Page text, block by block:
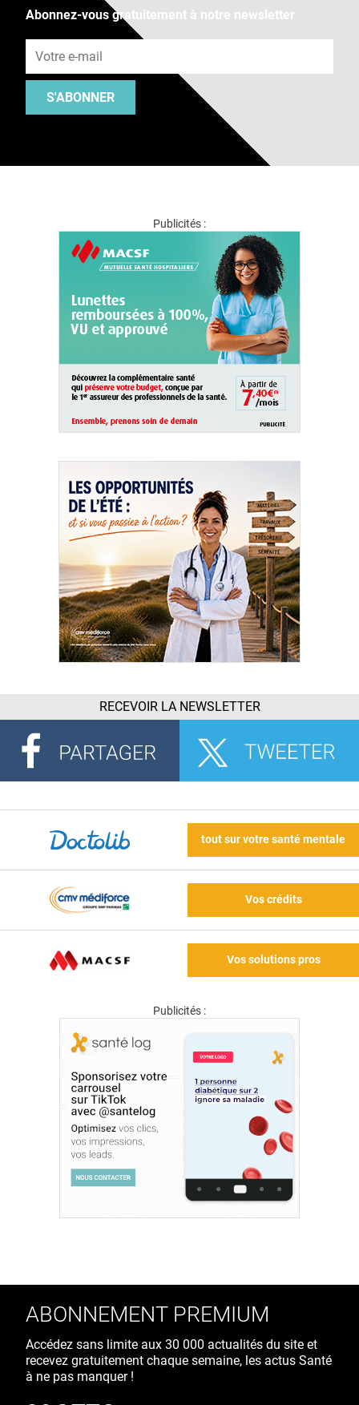
Abonnez-vous gratuitement à notre newsletter
S'ABONNER
Publicités :
RECEVOIR LA NEWSLETTER
tout sur votre santé mentale
Vos crédits
Vos solutions pros
Publicités :
ABONNEMENT PREMIUM
Accédez sans limite aux 30 000 actualités du site et
recevez gratuitement chaque semaine, les actus Santé
à ne pas manquer !